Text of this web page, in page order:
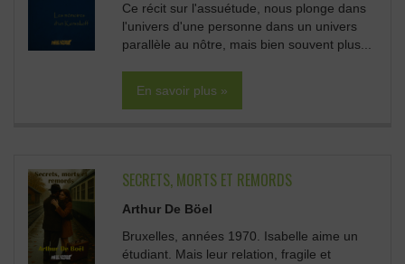
Ce récit sur l'assuétude, nous plonge dans
l'univers d'une personne dans un univers
parallèle au nôtre, mais bien souvent plus...
En savoir plus »
SECRETS, MORTS ET REMORDS
Arthur De Böel
Bruxelles, années 1970. Isabelle aime un
étudiant. Mais leur relation, fragile et